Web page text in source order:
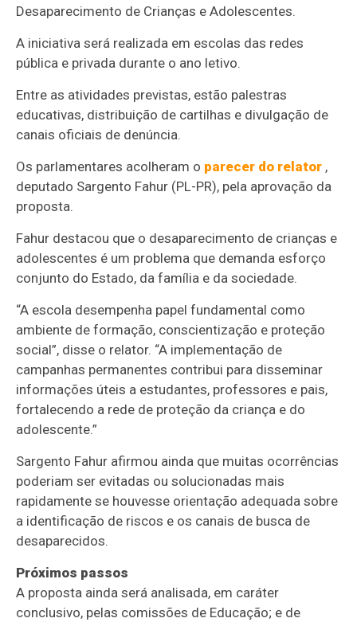
Desaparecimento de Crianças e Adolescentes.
A iniciativa será realizada em escolas das redes
pública e privada durante o ano letivo.
Entre as atividades previstas, estão palestras
educativas, distribuição de cartilhas e divulgação de
canais oficiais de denúncia.
Os parlamentares acolheram o parecer do relator ,
deputado Sargento Fahur (PL-PR), pela aprovação da
proposta.
Fahur destacou que o desaparecimento de crianças e
adolescentes é um problema que demanda esforço
conjunto do Estado, da família e da sociedade.
“A escola desempenha papel fundamental como
ambiente de formação, conscientização e proteção
social”, disse o relator. “A implementação de
campanhas permanentes contribui para disseminar
informações úteis a estudantes, professores e pais,
fortalecendo a rede de proteção da criança e do
adolescente.”
Sargento Fahur afirmou ainda que muitas ocorrências
poderiam ser evitadas ou solucionadas mais
rapidamente se houvesse orientação adequada sobre
a identificação de riscos e os canais de busca de
desaparecidos.
Próximos passos
A proposta ainda será analisada, em caráter
conclusivo, pelas comissões de Educação; e de